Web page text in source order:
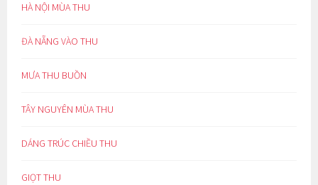
HÀ NỘI MÙA THU
ĐÀ NẴNG VÀO THU
MƯA THU BUỒN
TÂY NGUYÊN MÙA THU
DÁNG TRÚC CHIỀU THU
GIỌT THU